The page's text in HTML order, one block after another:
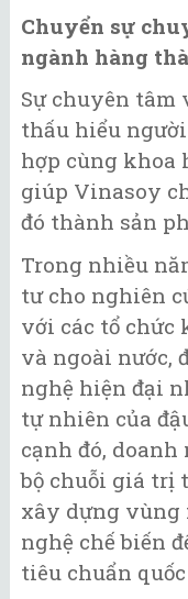
Chuyển sự
ngành hàng
Sự chuyên tâm
thấu hiểu
hợp cùng khoa
giúp Vinasoy
đó thành sản
Trong nhiều
tư cho nghiên
với các tổ chức
và ngoài nước,
nghệ hiện đại
tự nhiên của
cạnh đó,
bộ chuỗi giá trị
xây dựng vùng
nghệ chế biến
tiêu chuẩn quốc